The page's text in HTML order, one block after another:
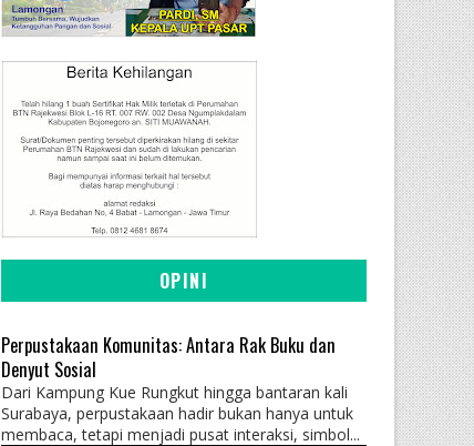
OPINI
Perpustakaan Komunitas: Antara Rak Buku dan
Denyut Sosial
Dari Kampung Kue Rungkut hingga bantaran kali
Surabaya, perpustakaan hadir bukan hanya untuk
membaca, tetapi menjadi pusat interaksi, simbol...